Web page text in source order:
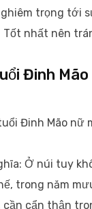
trọng tới
Tốt nhất nên
Đinh
Đinh Mão
Ở núi tuy
trong năm
cần cẩn thận